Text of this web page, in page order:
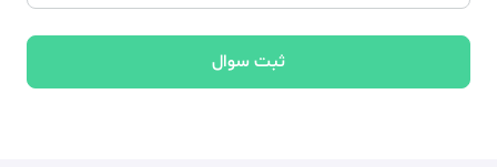
ثبت سوال